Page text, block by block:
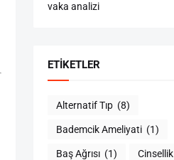
vaka analizi
ETIKETLER
Alternatif Tıp (8)
Bademcik Ameliyati (1)
Baş Ağrısı (1) Cinsellik